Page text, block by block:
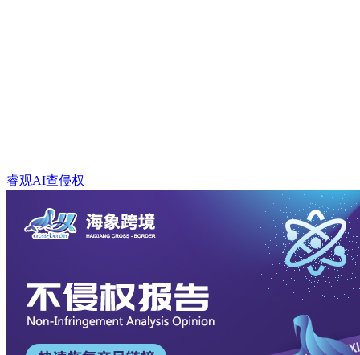
睿观AI查侵权